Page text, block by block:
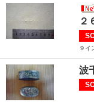
２
９イ
波